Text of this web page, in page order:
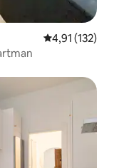
5 üzerinden
4,91 (132)